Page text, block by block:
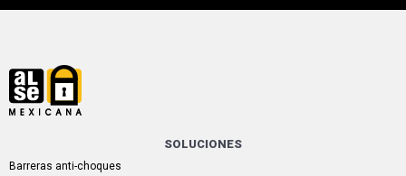
SOLUCIONES
Barreras anti-choques